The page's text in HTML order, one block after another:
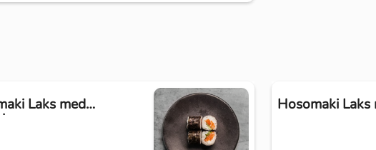
Laks med
Hosomaki